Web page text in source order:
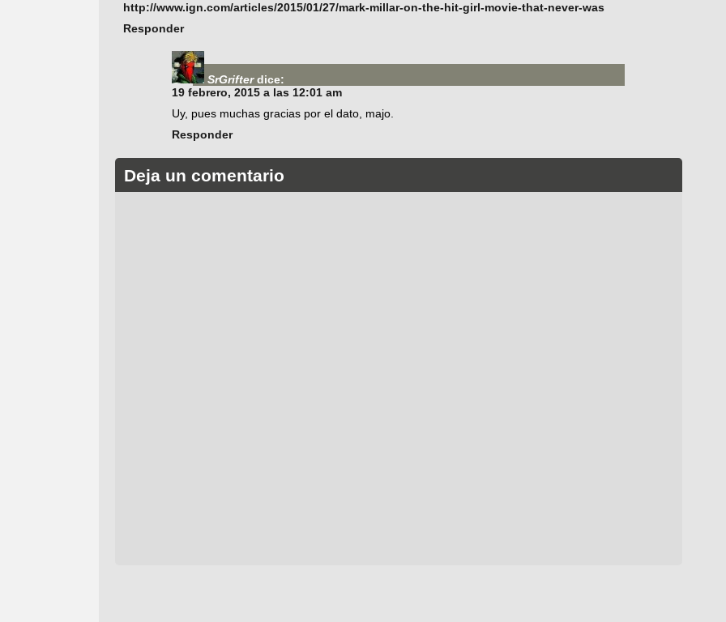
http://www.ign.com/articles/2015/01/27/mark-millar-on-the-hit-girl-movie-that-never-was
Responder
SrGrifter dice:
19 febrero, 2015 a las 12:01 am
Uy, pues muchas gracias por el dato, majo.
Responder
Deja un comentario